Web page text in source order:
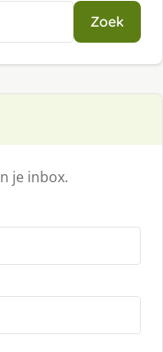
Zoek
je inbox.